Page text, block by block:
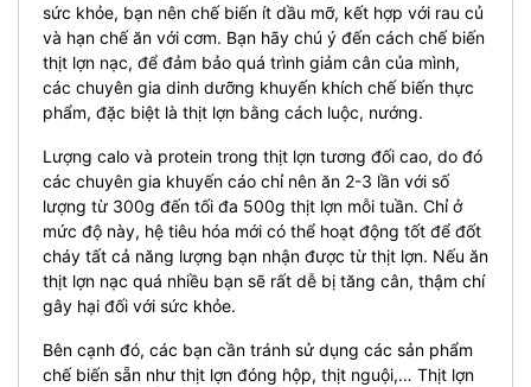
sức khỏe, bạn nên chế biến ít dầu mỡ, kết hợp với rau củ
và hạn chế ăn với cơm. Bạn hãy chú ý đến cách chế biến
thịt lợn nạc, để đảm bảo quá trình giảm cân của mình,
các chuyên gia dinh dưỡng khuyến khích chế biến thực
phẩm, đặc biệt là thịt lợn bằng cách luộc, nướng.
Lượng calo và protein trong thịt lợn tương đối cao, do đó
các chuyên gia khuyến cáo chỉ nên ăn 2-3 lần với số
lượng từ 300g đến tối đa 500g thịt lợn mỗi tuần. Chỉ ở
mức độ này, hệ tiêu hóa mới có thể hoạt động tốt để đốt
cháy tất cả năng lượng bạn nhận được từ thịt lợn. Nếu ăn
thịt lợn nạc quá nhiều bạn sẽ rất dễ bị tăng cân, thậm chí
gây hại đối với sức khỏe.
Bên cạnh đó, các bạn cần tránh sử dụng các sản phẩm
chế biến sẵn như thịt lợn đóng hộp, thịt nguội,… Thịt lợn